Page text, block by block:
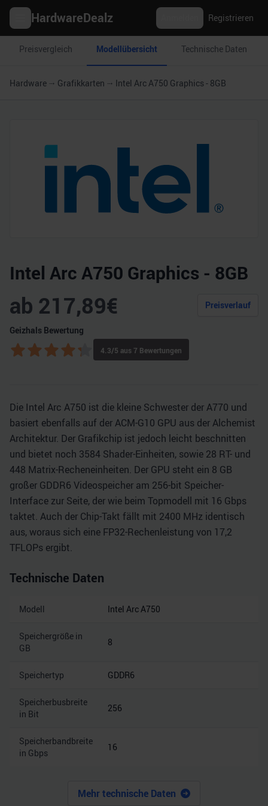
HardwareDealz Registrieren
Preisvergleich Modellübersicht Technische Daten
Hardware Grafikkarten Intel Arc A750 Graphics - 8GB
Intel Arc A750 Graphics - 8GB
ab 217,89€ Preisverlauf
Geizhals Bewertung
4.3/5 aus7 Bewertungen
Die Intel Arc A750 ist die kleine Schwester der A770 und
basiert ebenfalls auf der ACM-G10 GPU aus der Alchemist
Architektur. Der Grafikchip ist jedoch leicht beschnitten
und bietet noch 3584 Shader-Einheiten, sowie 28 RT- und
448 Matrix-Recheneinheiten. Der GPU steht ein 8 GB
großer GDDR6 Videospeicher am 256-bit Speicher-
Interface zur Seite, der wie beim Topmodell mit 16 Gbps
taktet. Auch der Chip-Takt fällt mit 2400 MHz identisch
aus, woraus sich eine FP32-Rechenleistung von 17,2
TFLOPs ergibt.
Technische Daten
Modell Intel Arc A750
Speichergröße in
GB
8
Speichertyp GDDR6
Speicherbusbreite
in Bit
256
Speicherbandbreite
in Gbps
16
Mehr technische Daten